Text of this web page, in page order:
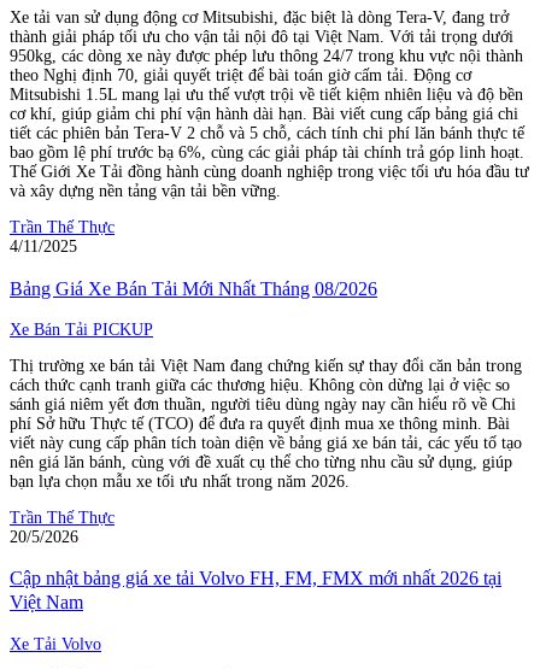
Xe tải van sử dụng động cơ Mitsubishi, đặc biệt là dòng Tera-V, đang trở
thành giải pháp tối ưu cho vận tải nội đô tại Việt Nam. Với tải trọng dưới
950kg, các dòng xe này được phép lưu thông 24/7 trong khu vực nội thành
theo Nghị định 70, giải quyết triệt để bài toán giờ cấm tải. Động cơ
Mitsubishi 1.5L mang lại ưu thế vượt trội về tiết kiệm nhiên liệu và độ bền
cơ khí, giúp giảm chi phí vận hành dài hạn. Bài viết cung cấp bảng giá chi
tiết các phiên bản Tera-V 2 chỗ và 5 chỗ, cách tính chi phí lăn bánh thực tế
bao gồm lệ phí trước bạ 6%, cùng các giải pháp tài chính trả góp linh hoạt.
Thế Giới Xe Tải đồng hành cùng doanh nghiệp trong việc tối ưu hóa đầu tư
và xây dựng nền tảng vận tải bền vững.
Trần Thế Thực
4/11/2025
Bảng Giá Xe Bán Tải Mới Nhất Tháng 08/2026
Xe Bán Tải PICKUP
Thị trường xe bán tải Việt Nam đang chứng kiến sự thay đổi căn bản trong
cách thức cạnh tranh giữa các thương hiệu. Không còn dừng lại ở việc so
sánh giá niêm yết đơn thuần, người tiêu dùng ngày nay cần hiểu rõ về Chi
phí Sở hữu Thực tế (TCO) để đưa ra quyết định mua xe thông minh. Bài
viết này cung cấp phân tích toàn diện về bảng giá xe bán tải, các yếu tố tạo
nên giá lăn bánh, cùng với đề xuất cụ thể cho từng nhu cầu sử dụng, giúp
bạn lựa chọn mẫu xe tối ưu nhất trong năm 2026.
Trần Thế Thực
20/5/2026
Cập nhật bảng giá xe tải Volvo FH, FM, FMX mới nhất 2026 tại
Việt Nam
Xe Tải Volvo